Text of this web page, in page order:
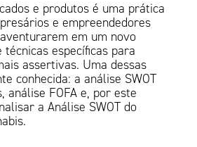
e produtos é uma prática
e empreendedores
em um novo
específicas para
assertivas. Uma dessas
conhecida: a análise SWOT
análise FOFA e, por este
a Análise SWOT do